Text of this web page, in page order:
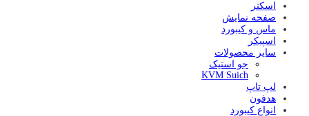
اسکنر
صفحه نمایش
ماس و کیبورد
اسپیکر
سایر محصولات
جو استیک
KVM Suich
لپ تاپ
هدفون
انواع کیبورد